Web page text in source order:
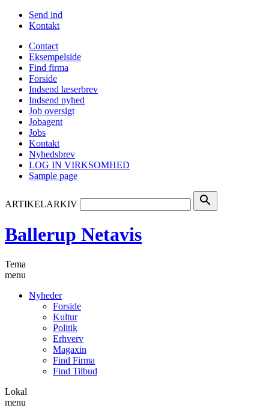
Send ind
Kontakt
Contact
Eksempelside
Find firma
Forside
Indsend læserbrev
Indsend nyhed
Job oversigt
Jobagent
Jobs
Kontakt
Nyhedsbrev
LOG IN VIRKSOMHED
Sample page
ARTIKELARKIV search
Ballerup Netavis
Tema
menu
Nyheder
Forside
Kultur
Politik
Erhverv
Magaxin
Find Firma
Find Tilbud
Lokal
menu